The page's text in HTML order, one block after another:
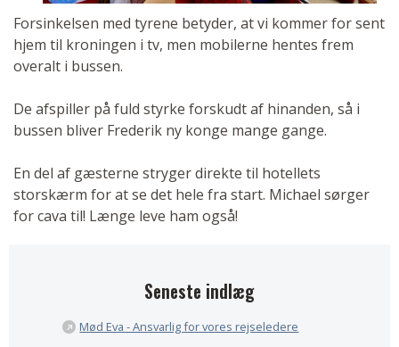
Forsinkelsen med tyrene betyder, at vi kommer for sent
hjem til kroningen i tv, men mobilerne hentes frem
overalt i bussen.
De afspiller på fuld styrke forskudt af hinanden, så i
bussen bliver Frederik ny konge mange gange.
En del af gæsterne stryger direkte til hotellets
storskærm for at se det hele fra start. Michael sørger
for cava til! Længe leve ham også!
Seneste indlæg
Mød Eva - Ansvarlig for vores rejseledere